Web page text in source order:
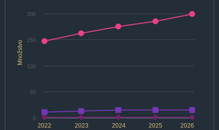
Množstvo
2022 2024 2026
2023 2025
0
50
100
150
200